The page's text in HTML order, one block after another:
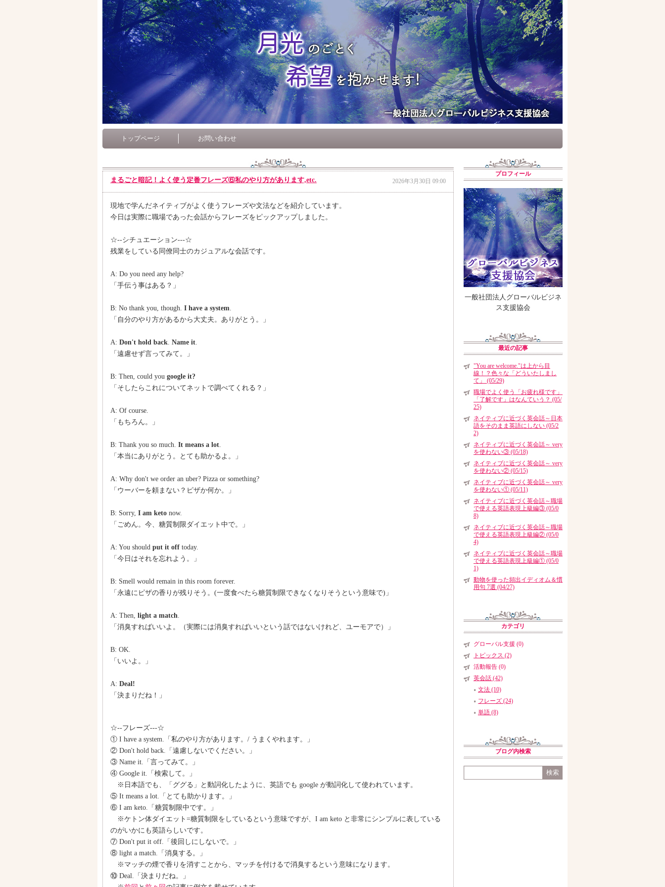
トップページ お問い合わせ
まるごと暗記！よく使う定番フレーズ⑥私のやり方があります,etc. 2026年3月30日 09:00
現地で学んだネイティブがよく使うフレーズや文法などを紹介しています。
今日は実際に職場であった会話からフレーズをピックアップしました。
☆--シチュエーション---☆
残業をしている同僚同士のカジュアルな会話です。
A: Do you need any help?
「手伝う事はある？」
B: No thank you, though. I have a system.
「自分のやり方があるから大丈夫。ありがとう。」
A: Don't hold back. Name it.
「遠慮せず言ってみて。」
B: Then, could you google it?
「そしたらこれについてネットで調べてくれる？」
A: Of course.
「もちろん。」
B: Thank you so much. It means a lot.
「本当にありがとう。とても助かるよ。」
A: Why don't we order an uber? Pizza or something?
「ウーバーを頼まない？ピザか何か。」
B: Sorry, I am keto now.
「ごめん。今、糖質制限ダイエット中で。」
A: You should put it off today.
「今日はそれを忘れよう。」
B: Smell would remain in this room forever.
「永遠にピザの香りが残りそう。(一度食べたら糖質制限できなくなりそうという意味で)」
A: Then, light a match.
「消臭すればいいよ。（実際には消臭すればいいという話ではないけれど、ユーモアで）」
B: OK.
「いいよ。」
A: Deal!
「決まりだね！」
☆--フレーズ---☆
① I have a system.「私のやり方があります。/ うまくやれます。」
② Don't hold back.「遠慮しないでください。」
③ Name it.「言ってみて。」
④ Google it.「検索して。」
※日本語でも、「ググる」と動詞化したように、英語でも google が動詞化して使われています。
⑤ It means a lot.「とても助かります。」
⑥ I am keto.「糖質制限中です。」
※ケトン体ダイエット=糖質制限をしているという意味ですが、I am keto と非常にシンプルに表している
のがいかにも英語らしいです。
⑦ Don't put it off.「後回しにしないで。」
⑧ light a match.「消臭する。」
※マッチの煙で香りを消すことから、マッチを付けるで消臭するという意味になります。
⑩ Deal.「決まりだね。」
プロフィール
一般社団法人グローバルビジネ
ス支援協会
最近の記事
"You are welcome."は上から目
線！？色々な「どういたしまし
て」 (05/29)
職場でよく使う「お疲れ様です」
「了解です」はなんていう？ (05/
25)
ネイティブに近づく英会話～日本
語をそのまま英語にしない (05/2
2)
ネイティブに近づく英会話～ very
を使わない③ (05/18)
ネイティブに近づく英会話～ very
を使わない② (05/15)
ネイティブに近づく英会話～ very
を使わない① (05/11)
ネイティブに近づく英会話～職場
で使える英語表現上級編③ (05/0
8)
ネイティブに近づく英会話～職場
で使える英語表現上級編② (05/0
4)
ネイティブに近づく英会話～職場
で使える英語表現上級編① (05/0
1)
動物を使った頻出イディオム＆慣
用句 7選 (04/27)
カテゴリ
グローバル支援 (0)
トピックス (2)
活動報告 (0)
英会話 (42)
文法 (10)
フレーズ (24)
単語 (8)
ブログ内検索